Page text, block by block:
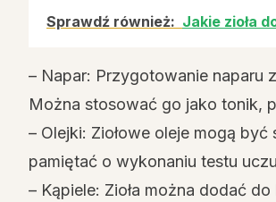
Sprawdź również: Jakie zioła
– Napar: Przygotowanie naparu
Można stosować go jako tonik,
– Olejki: Ziołowe oleje mogą
pamiętać o wykonaniu testu
– Kąpiele: Zioła można dodać